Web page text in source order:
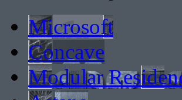
Microsoft
Concave
Modular